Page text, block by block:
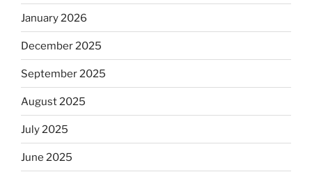
January 2026
December 2025
September 2025
August 2025
July 2025
June 2025